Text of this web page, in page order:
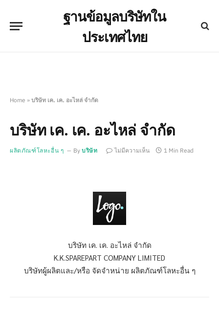
ฐานข้อมูลบริษัทใน
ประเทศไทย
Home » บริษัท เค. เค. อะไหล่ จำกัด
บริษัท เค. เค. อะไหล่ จำกัด
ผลิตภัณฑ์โลหะอื่น ๆ By บริษัท ไม่มีความเห็น 1 Min Read
บริษัท เค. เค. อะไหล่ จำกัด
K.K.SPAREPART COMPANY LIMITED
บริษัทผู้ผลิตและ/หรือ จัดจำหน่าย ผลิตภัณฑ์โลหะอื่น ๆ